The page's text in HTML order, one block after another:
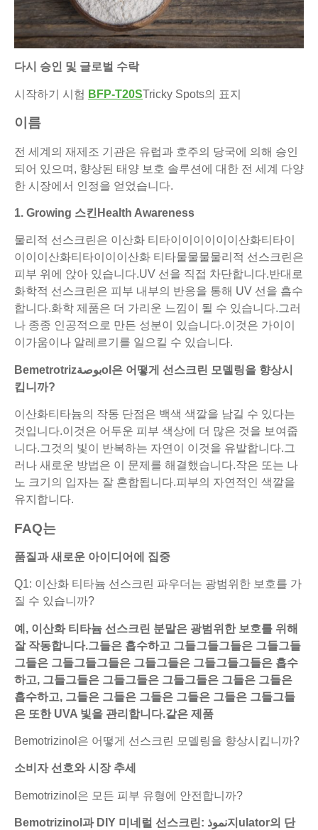
다시 승인 및 글로벌 수락
시작하기 시험 BFP-T20STricky Spots의 표지
이름
전 세계의 재제조 기관은 유럽과 호주의 당국에 의해 승인
되어 있으며, 향상된 태양 보호 솔루션에 대한 전 세계 다양
한 시장에서 인정을 얻었습니다.
1. Growing 스킨Health Awareness
물리적 선스크린은 이산화 티타이이이이이이산화티타이
이이이산화티타이이이산화 티타물물물물리적 선스크린은
피부 위에 앉아 있습니다.UV 선을 직접 차단합니다.반대로
화학적 선스크린은 피부 내부의 반응을 통해 UV 선을 흡수
합니다.화학 제품은 더 가리운 느낌이 될 수 있습니다.그러
나 종종 인공적으로 만든 성분이 있습니다.이것은 가이이
이가움이나 알레르기를 일으킬 수 있습니다.
Bemetrotrizبوصةol은 어떻게 선스크린 모델링을 향상시
킵니까?
이산화티타늄의 작동 단점은 백색 색깔을 남길 수 있다는
것입니다.이것은 어두운 피부 색상에 더 많은 것을 보여줍
니다.그것의 빛이 반복하는 자연이 이것을 유발합니다.그
러나 새로운 방법은 이 문제를 해결했습니다.작은 또는 나
노 크기의 입자는 잘 혼합됩니다.피부의 자연적인 색깔을
유지합니다.
FAQ는
품질과 새로운 아이디어에 집중
Q1: 이산화 티타늄 선스크린 파우더는 광범위한 보호를 가
질 수 있습니까?
예, 이산화 티타늄 선스크린 분말은 광범위한 보호를 위해
잘 작동합니다.그들은 흡수하고 그들그들그들은 그들그들
그들은 그들그들그들은 그들그들은 그들그들그들은 흡수
하고, 그들그들은 그들그들은 그들그들은 그들은 그들은
흡수하고, 그들은 그들은 그들은 그들은 그들은 그들그들
은 또한 UVA 빛을 관리합니다.같은 제품
Bemotrizinol은 어떻게 선스크린 모델링을 향상시킵니까?
소비자 선호와 시장 추세
Bemotrizinol은 모든 피부 유형에 안전합니까?
Bemotrizinol과 DIY 미네럴 선스크린: نموذ지ulator의 단